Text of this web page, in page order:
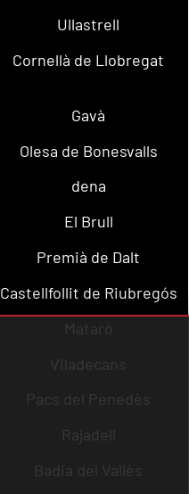
Ullastrell
Cornellà de Llobregat
Gavà
Olesa de Bonesvalls
dena
El Brull
Premià de Dalt
Castellfollit de Riubregós
Mataró
Viladecans
Pacs del Penedès
Rajadell
Badia del Vallès